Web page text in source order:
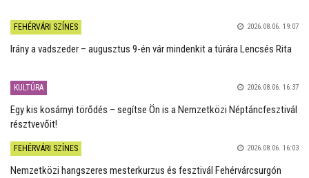
FEHÉRVÁRI SZÍNES 2026.08.06. 19:07
Irány a vadszeder – augusztus 9-én vár mindenkit a túrára Lencsés Rita
KULTÚRA 2026.08.06. 16:37
Egy kis kosárnyi törődés – segítse Ön is a Nemzetközi Néptáncfesztivál
résztvevőit!
FEHÉRVÁRI SZÍNES 2026.08.06. 16:03
Nemzetközi hangszeres mesterkurzus és fesztivál Fehérvárcsurgón